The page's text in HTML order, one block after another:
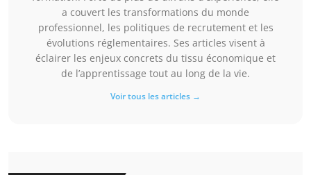
a couvert les transformations du monde
professionnel, les politiques de recrutement et les
évolutions réglementaires. Ses articles visent à
éclairer les enjeux concrets du tissu économique et
de l’apprentissage tout au long de la vie.
Voir tous les articles →